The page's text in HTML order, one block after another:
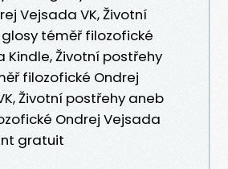
Vejsada VK, Životní
téměř filozofické
Kindle, Životní postřehy
filozofické Ondrej
Životní postřehy aneb
Ondrej Vejsada
gratuit